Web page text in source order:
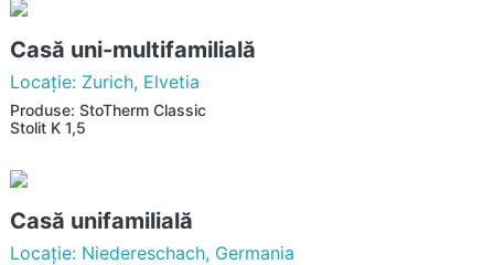
Casă uni-multifamilială
Locaţie: Zurich, Elvetia
Produse: StoTherm Classic
Stolit K 1,5
Casă unifamilială
Locaţie: Niedereschach, Germania